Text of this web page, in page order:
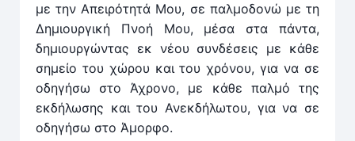
με την Απειρότητά Μου, σε παλμοδονώ με τη
Δημιουργική Πνοή Μου, μέσα στα πάντα,
δημιουργώντας εκ νέου συνδέσεις με κάθε
σημείο του χώρου και του χρόνου, για να σε
οδηγήσω στο Άχρονο, με κάθε παλμό της
εκδήλωσης και του Ανεκδήλωτου, για να σε
οδηγήσω στο Άμορφο.